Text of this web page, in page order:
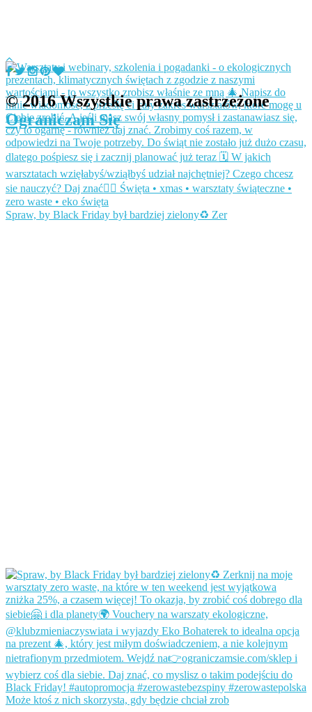
Spraw, by Black Friday był bardziej zielony♻️ Zer
Może ktoś z nich skorzysta, gdy będzie chciał zrob
© 2016 Wszystkie prawa zastrzeżone
Ograniczam Się